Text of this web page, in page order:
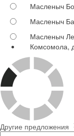
Масленыч
Масленыч
Масленыч
Комсомола,
Другие предложения